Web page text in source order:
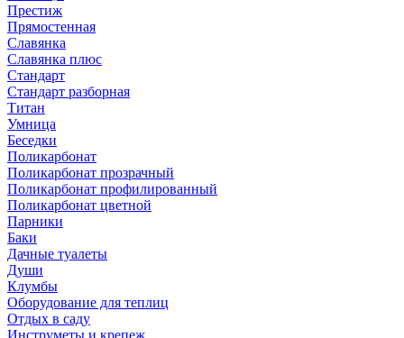
Престиж
Прямостенная
Славянка
Славянка плюс
Стандарт
Стандарт разборная
Титан
Умница
Беседки
Поликарбонат
Поликарбонат прозрачный
Поликарбонат профилированный
Поликарбонат цветной
Парники
Баки
Дачные туалеты
Души
Клумбы
Оборудование для теплиц
Отдых в саду
Инструметы и крепеж